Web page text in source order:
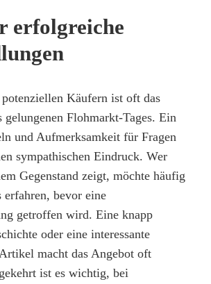
erfolgreiche
Käufern ist oft das
gelungenen Flohmarkt-Tages. Ein
und Aufmerksamkeit für Fragen
sympathischen Eindruck. Wer
Gegenstand zeigt, möchte häufig
erfahren, bevor eine
getroffen wird. Eine knapp
oder eine interessante
macht das Angebot oft
ist es wichtig, bei